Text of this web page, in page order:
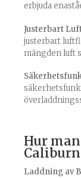
erbjuda
Justerbart
justerbart
mängden luft
Hur
Laddning av